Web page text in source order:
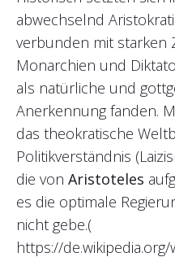
abwechselnd
verbunden mit starken
Monarchien und
als natürliche und
Anerkennung fanden.
das theokratische
Politikverständnis
die von Aristoteles
es die optimale
nicht gebe.(
https://